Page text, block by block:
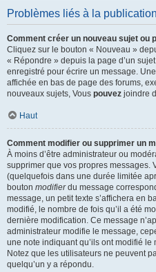
Problèmes liés à la
Comment créer un nouveau sujet ou
Cliquez sur le bouton « Nouveau »
« Répondre » depuis la page d’un
enregistré pour écrire un message.
affichée en bas de page des forums,
nouveaux sujets, Vous pouvez joindre
Haut
Comment modifier ou supprimer un
À moins d’être administrateur ou
supprimer que vos propres messages.
(quelquefois dans une durée limitée
bouton modifierdu message
message, un petit texte s’affichera en
modifié, le nombre de fois qu’il a été
dernière modification. Ce message
administrateur modifie le message,
une note indiquant qu’ils ont modifié
Notez que les utilisateurs ne peuvent
quelqu’un y a répondu.